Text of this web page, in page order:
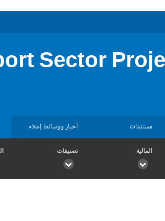
Sector
مستندات أخبار ووسائط إعلام
المالية تصنيفات